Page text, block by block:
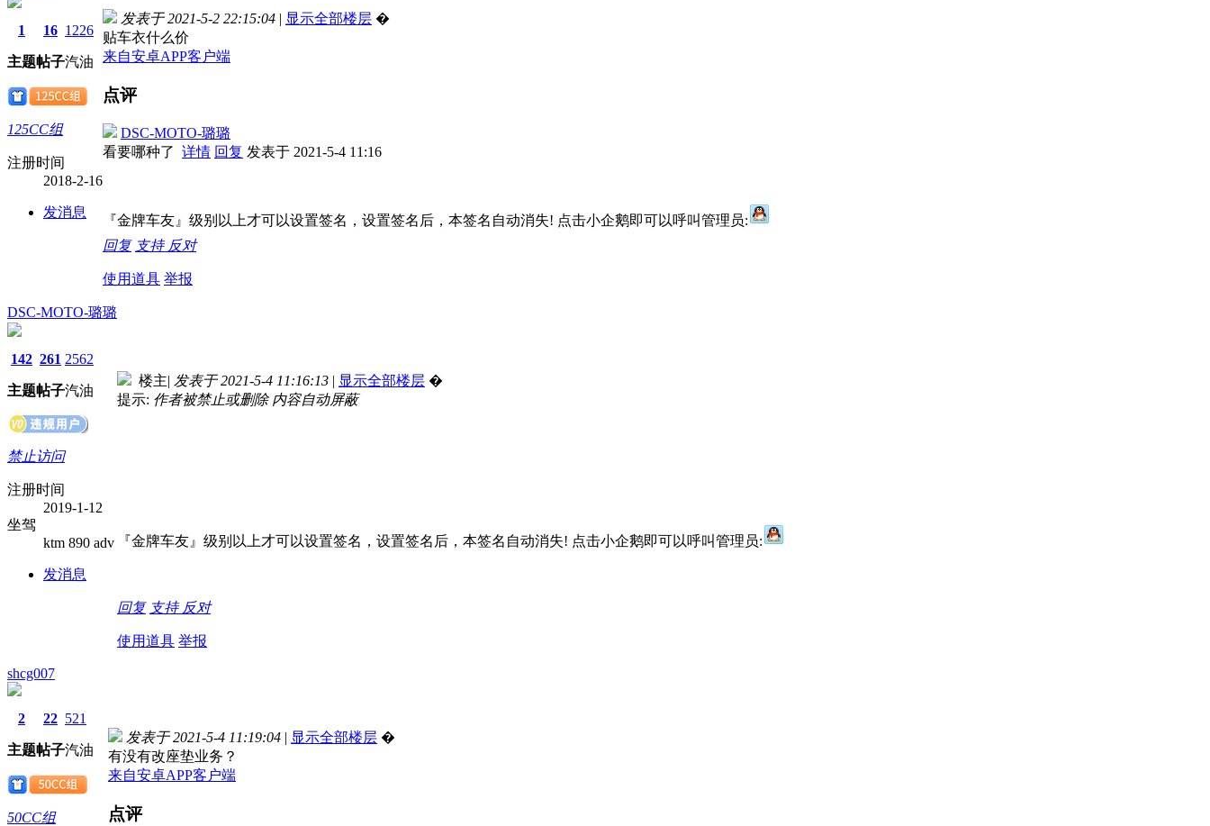
1
主题
16
帖子
1226
汽油
125CC组
注册时间
2018-2-16
发消息
发表于 2021-5-2 22:15:04 | 显示全部楼层 �
贴车衣什么价
来自安卓APP客户端
点评
DSC-MOTO-璐璐
看要哪种了 详情 回复 发表于 2021-5-4 11:16
『金牌车友』级别以上才可以设置签名，设置签名后，本签名自动消失! 点击小企鹅即可以呼叫管理员:
回复 支持 反对
使用道具 举报
DSC-MOTO-璐璐
142
主题
261
帖子
2562
汽油
禁止访问
注册时间
2019-1-12
坐驾
ktm 890 adv
发消息
楼主| 发表于 2021-5-4 11:16:13 | 显示全部楼层 �
提示: 作者被禁止或删除 内容自动屏蔽
『金牌车友』级别以上才可以设置签名，设置签名后，本签名自动消失! 点击小企鹅即可以呼叫管理员:
回复 支持 反对
使用道具 举报
shcg007
2
主题
22
帖子
521
汽油
50CC组
发表于 2021-5-4 11:19:04 | 显示全部楼层 �
有没有改座垫业务？
来自安卓APP客户端
点评